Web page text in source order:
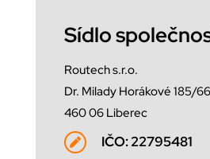
Sídlo
Routech s.r.o.
Dr. Milady Horákové 185/66
460 06 Liberec
 IČO: 22795481